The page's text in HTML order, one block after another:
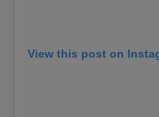
View this post on